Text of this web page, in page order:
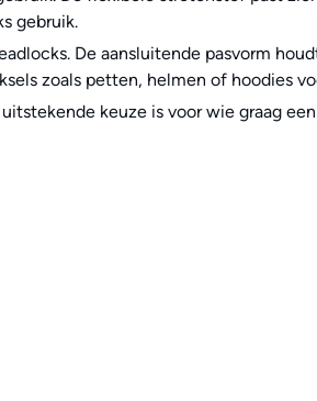
gebruik.
De aansluitende pasvorm
zoals petten, helmen of hoodies
keuze is voor wie graag